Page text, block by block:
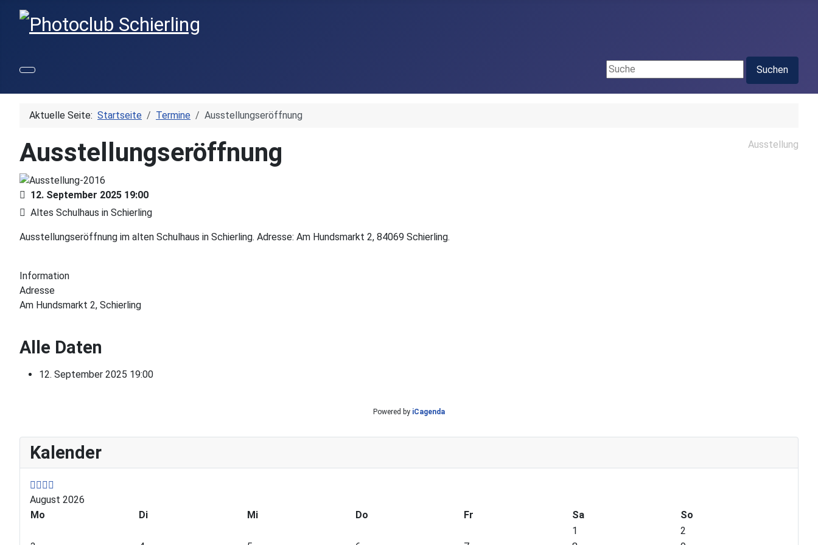
Suchen ...
Suchen
Kalender
P
e
v
i
o
s
P
r
e
v
i
o
N
e
x
t
Y
e
N
e
x
t
M
August 2026
Mo
Di Mi Do Fr Sa
So
1
2
Aktuelle Seite: Startseite Termine Ausstellungseröffnung
Ausstellungseröffnung Ausstellung
12. September 2025 19:00
Altes Schulhaus in Schierling
Ausstellungseröffnung im alten Schulhaus in Schierling. Adresse: Am Hundsmarkt 2, 84069 Schierling.
Information
Adresse
Am Hundsmarkt 2, Schierling
Alle Daten
12. September 2025 19:00
Powered by iCagenda